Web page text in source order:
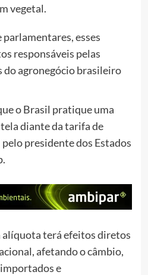
vegetal.
esses
responsáveis pelas
do agronegócio brasileiro
o Brasil pratique uma
diante da tarifa de
presidente dos Estados
alíquota terá efeitos diretos
afetando o câmbio,
e